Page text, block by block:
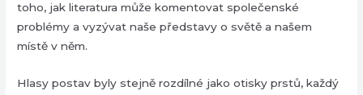
toho, jak literatura může komentovat společenské
problémy a vyzývat naše představy o světě a našem
místě v něm.
Hlasy postav byly stejně rozdílné jako otisky prstů, každý